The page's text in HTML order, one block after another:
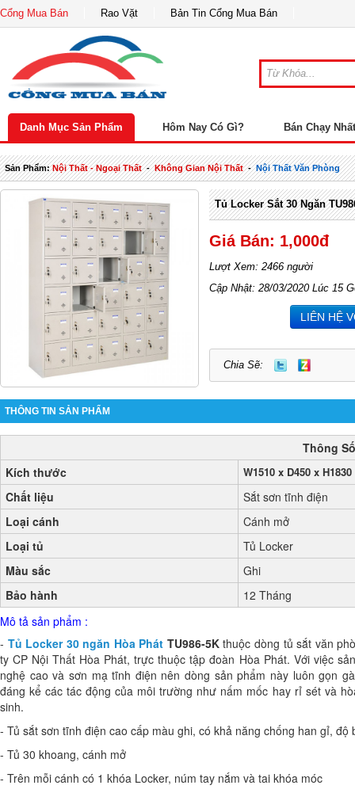
Cổng Mua Bán Rao Vặt Bản Tin Cổng Mua Bán
Danh Mục Sản Phẩm Hôm Nay Có Gì? Bán Chạy Nhất
Sản Phẩm:Nội Thất - Ngoại Thất-Không Gian Nội Thất-Nội Thất Văn Phòng
Tủ Locker Sắt 30 Ngăn
Giá Bán: 1,000đ
Lượt Xem: 2466 người
Cập Nhật: 28/03/2020 Lúc 15
LIÊN HỆ
Chia Sẽ:
THÔNG TIN SẢN PHẨM
Thông
Kích thước
W1510 x D450 x
Chất liệu
Sắt sơn tĩnh điện
Loại cánh
Cánh mở
Loại tủ
Tủ Locker
Màu sắc
Ghi
Bảo hành
12 Tháng
Mô tả sản phẩm :
- Tủ Locker 30 ngăn Hòa Phát TU986-5Kthuộc dòng tủ sắt văn
ty CP Nội Thất Hòa Phát, trực thuộc tập đoàn Hòa Phát. Với việc
nghệ cao và sơn mạ tĩnh điện nên dòng sản phẩm này luôn gọn
đáng kể các tác động của môi trường như nấm mốc hay rỉ sét và
sinh.
- Tủ sắt sơn tĩnh điện cao cấp màu ghi, có khả năng chống han gỉ, độ
- Tủ 30 khoang, cánh mở
- Trên mỗi cánh có 1 khóa Locker, núm tay nắm và tai khóa móc